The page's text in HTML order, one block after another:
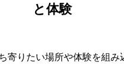
と体験
寄りたい場所や体験を組み